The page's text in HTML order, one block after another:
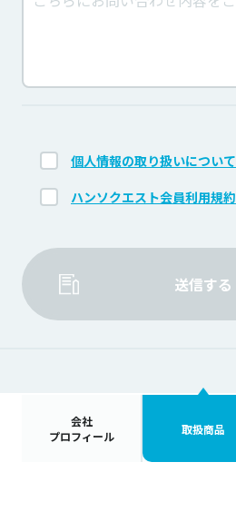
個人情報の取り扱いについて
ハンソクエスト会員利用規約
送信する
会社
プロフィール
取扱商品